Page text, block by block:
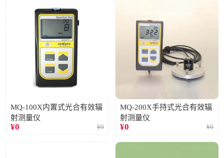
MQ-100X内置式光合有效辐
射测量仪
¥0 ¥0
MQ-200X手持式光合有效辐
射测量仪
¥0 ¥0